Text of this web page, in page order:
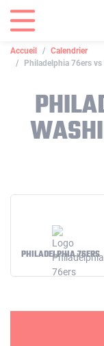
Accueil
Calendrier
Philadelphia 76ers
PHILADELPHIA 76ERS
Panneau de gestion